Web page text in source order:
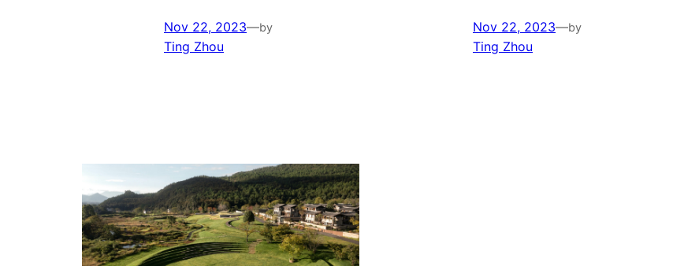
Nov 22, 2023—by
Ting Zhou
Nov 22, 2023—by
Ting Zhou